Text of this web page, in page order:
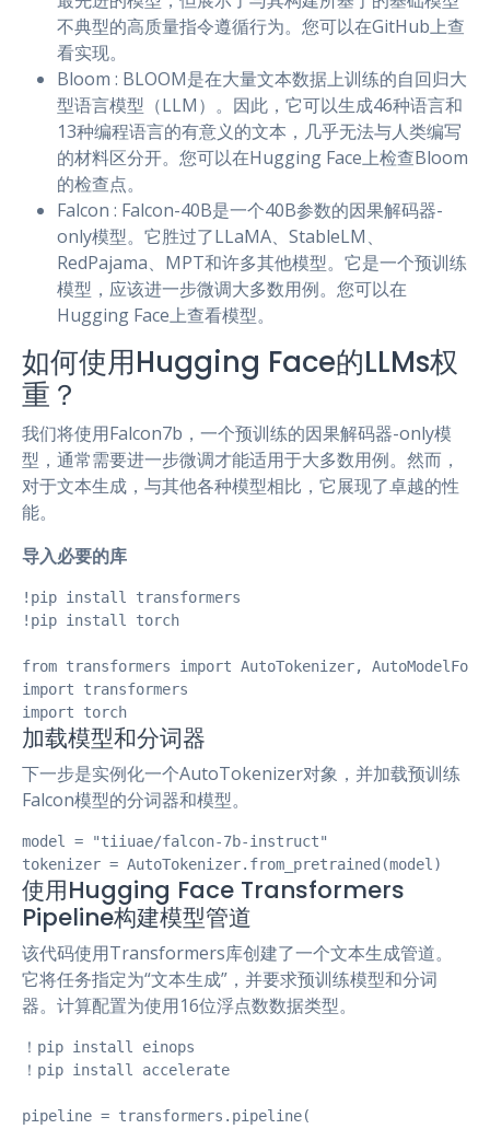
不典型的高质量指令遵循行为。您可以在GitHub上查
看实现。
Bloom : BLOOM是在大量文本数据上训练的自回归大
型语言模型（LLM）。因此，它可以生成46种语言和
13种编程语言的有意义的文本，几乎无法与人类编写
的材料区分开。您可以在Hugging Face上检查Bloom
的检查点。
Falcon : Falcon-40B是一个40B参数的因果解码器-
only模型。它胜过了LLaMA、StableLM、
RedPajama、MPT和许多其他模型。它是一个预训练
模型，应该进一步微调大多数用例。您可以在
Hugging Face上查看模型。
如何使用Hugging Face的LLMs权
重？
我们将使用Falcon7b，一个预训练的因果解码器-only模
型，通常需要进一步微调才能适用于大多数用例。然而，
对于文本生成，与其他各种模型相比，它展现了卓越的性
能。
导入必要的库
!pip install transformers
!pip install torch
from transformers import AutoTokenizer,
import transformers
import torch
加载模型和分词器
下一步是实例化一个AutoTokenizer对象，并加载预训练
Falcon模型的分词器和模型。
model = "tiiuae/falcon-7b-instruct"
tokenizer = AutoTokenizer.from_pretrained(model)
使用Hugging Face Transformers
Pipeline构建模型管道
该代码使用Transformers库创建了一个文本生成管道。
它将任务指定为“文本生成”，并要求预训练模型和分词
器。计算配置为使用16位浮点数数据类型。
！pip install einops
！pip install accelerate
pipeline = transformers.pipeline(